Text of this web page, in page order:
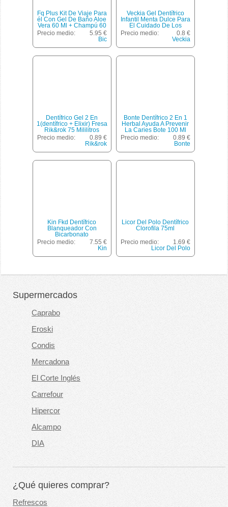
Fq Plus Kit De Viaje Para
él Con Gel De Baño Aloe
Vera 60 Ml + Champú 60
Ml + Desodorante Envase
30 Ml + 1 Sobre Gel De
Cepillo + Maquinilla
Afeitar Bic
Precio medio:
5.95 €
Bic
Veckia Gel Dentífrico
Infantil Menta Dulce Para
El Cuidado De Los
Dientes De Leche 2-6
Años Tubo 75 Ml
Precio medio:
0.8 €
Veckia
Dentífrico Gel 2 En
1(dentífrico + Elixir) Fresa
Rik&rok 75 Mililitros
Precio medio:
0.89 €
Rik&rok
Bonte Dentífrico 2 En 1
Herbal Ayuda A Prevenir
La Caries Bote 100 Ml
Precio medio:
0.89 €
Bonte
Kin Fkd Dentífrico
Blanqueador Con
Bicarbonato
Micropulverizado No
Abrasivo Pack 2 Tubos 75
Precio medio:
7.55 €
Kin
Licor Del Polo Dentífrico
Clorofila 75ml
Precio medio:
1.69 €
Licor Del Polo
Supermercados
Caprabo
Eroski
Condis
Mercadona
El Corte Inglés
Carrefour
Hipercor
Alcampo
DIA
¿Qué quieres comprar?
Refrescos